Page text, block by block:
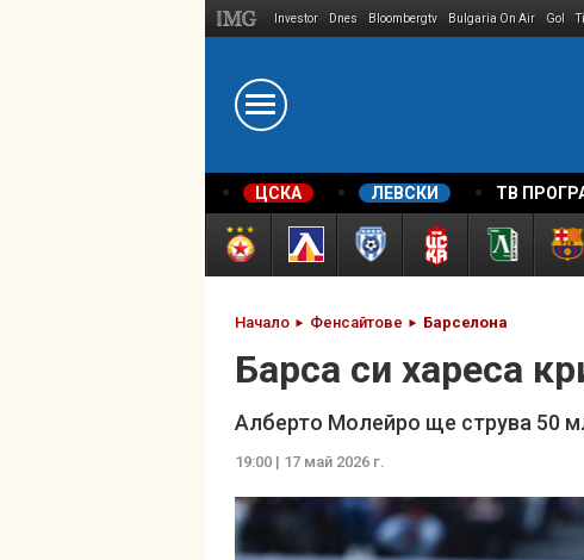
Investor Dnes Bloombergtv Bulgaria On Air Gol
ЦСКА ЛЕВСКИ ТВ
Начало Фенсайтове Барселона
Барса си хареса
Алберто Молейро ще струва 50
19:00 | 17 май 2026 г.